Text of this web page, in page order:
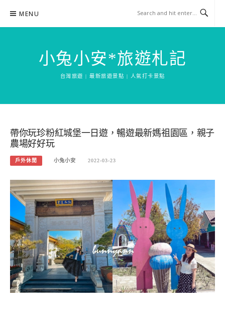
content
MENU
小兔小安*旅遊札記
台灣旅遊 | 最新旅遊景點 | 人氣打卡景點
帶你玩珍粉紅城堡一日遊，暢遊最新媽祖園區，親子
農場好好玩
戶外休閒 小兔小安 2022-03-23